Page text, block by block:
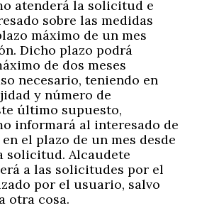
atenderá la solicitud e
sobre las medidas
máximo de un mes
Dicho plazo podrá
de dos meses
necesario, teniendo en
y número de
último supuesto,
informará al interesado de
el plazo de un mes desde
solicitud. Alcaudete
a las solicitudes por el
por el usuario, salvo
otra cosa.